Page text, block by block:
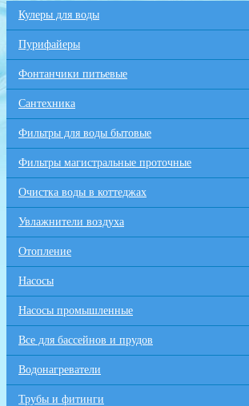
Кулеры для воды
Пурифайеры
Фонтанчики питьевые
Сантехника
Фильтры для воды бытовые
Фильтры магистральные проточные
Очистка воды в коттеджах
Увлажнители воздуха
Отопление
Насосы
Насосы промышленные
Все для бaссейнов и прудов
Водонагреватели
Трубы и фитинги